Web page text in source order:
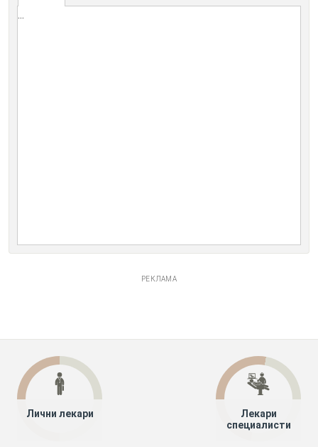
...
РЕКЛАМА
Лични лекари
Лекари
специалисти